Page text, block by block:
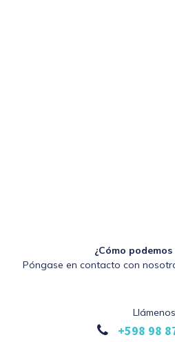
¿Cómo
Póngase en contacto con
Llámenos
+598 98